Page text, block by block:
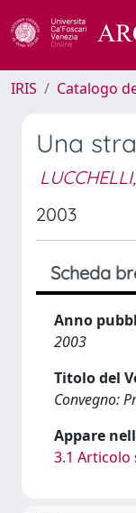
IRIS Catalogo
Una
2003
Scheda
Anno
2003
Titolo del
Convegno:
Appare
3.1 Articolo